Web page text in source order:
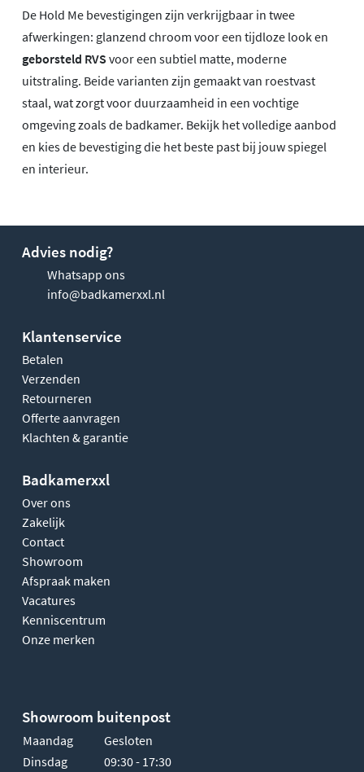
De Hold Me bevestigingen zijn verkrijgbaar in twee
afwerkingen: glanzend chroom voor een tijdloze look en
geborsteld RVS voor een subtiel matte, moderne
uitstraling. Beide varianten zijn gemaakt van roestvast
staal, wat zorgt voor duurzaamheid in een vochtige
omgeving zoals de badkamer. Bekijk het volledige aanbod
en kies de bevestiging die het beste past bij jouw spiegel
en interieur.
Advies nodig?
Whatsapp ons
info@badkamerxxl.nl
Klantenservice
Betalen
Verzenden
Retourneren
Offerte aanvragen
Klachten & garantie
Badkamerxxl
Over ons
Zakelijk
Contact
Showroom
Afspraak maken
Vacatures
Kenniscentrum
Onze merken
Showroom buitenpost
Maandag
Gesloten
Dinsdag
09:30 - 17:30